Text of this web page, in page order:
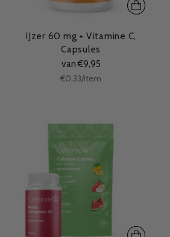
IJzer 60 mg + Vitamine C,
Capsules
van €9,95
Stukprijs
€0,33/per
item